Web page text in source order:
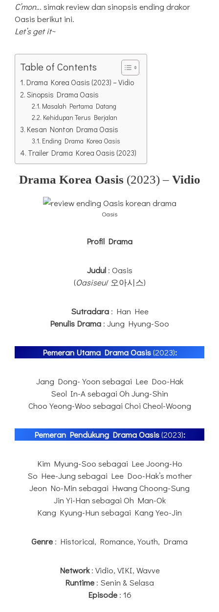
C’mon... simak review dan sinopsis ending drakor
Oasis berikut ini.
Let’s get it~
Table of Contents
Drama Korea Oasis (2023) – Vidio
Sinopsis Drama Oasis
Masalah Pertama Datang
Kehidupan Terus Berjalan
Kesan Nonton Drama Oasis
Ending Drama Korea Oasis
Trailer Drama Korea Oasis (2023)
Drama Korea Oasis (2023) – Vidio
Oasis
Profil Drama
Judul : Oasis
(Oasiseu/ 오아시스)
Sutradara : Han Hee
Penulis Drama : Jung Hyung-Soo
Pemeran Utama Drama Oasis(2023):
Jang Dong-Yoon sebagai Lee Doo-Hak
Seol In-A sebagai Oh Jung-Shin
Choo Yeong-Woo sebagai Choi Cheol-Woong
Pemeran Pendukung DramaOasis(2023):
Kim Myung-Soo sebagai Lee Joong-Ho
So Hee-Jung sebagai Lee Doo-Hak’s mother
Jeon No-Min sebagai Hwang Choong-Sung
Jin Yi-Han sebagai Oh Man-Ok
Kang Kyung-Hun sebagai Kang Yeo-Jin
Genre : Historical, Romance, Youth, Drama
Network: Vidio, VIKI, Wavve
Runtime : Senin & Selasa
Episode : 16